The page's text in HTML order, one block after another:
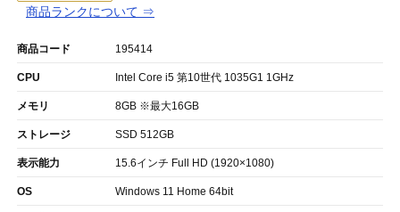
商品ランクについて ⇒
商品コード 195414
CPU Intel Core i5 第10世代 1035G1 1GHz
メモリ 8GB ※最大16GB
ストレージ SSD 512GB
表示能力 15.6インチ Full HD (1920×1080)
OS Windows 11 Home 64bit